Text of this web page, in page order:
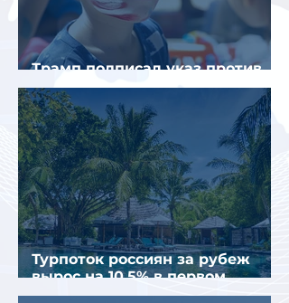
Трамп подписал указ против
«родильного туризма» в США
Турпоток россиян за рубеж
вырос на 10,5% в первом
полугодии 2026 года